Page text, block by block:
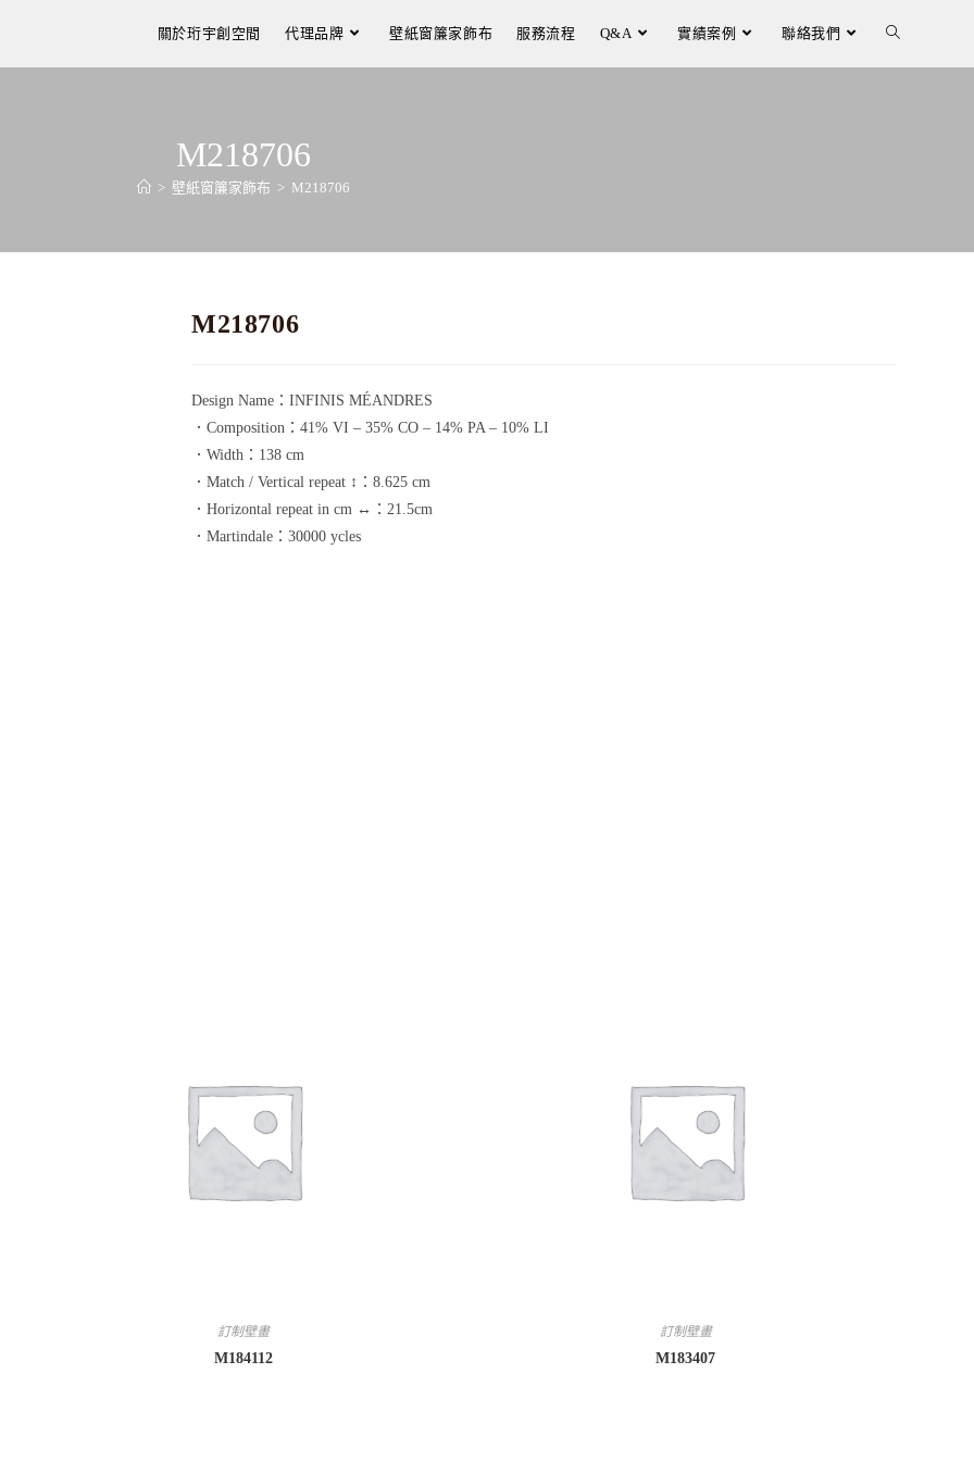
關於珩宇創空間 代理品牌 壁紙窗簾家飾布 服務流程 Q&A 實績案例 聯絡我們
M218706
> 壁紙窗簾家飾布 > M218706
M218706
Design Name：INFINIS MÉANDRES
．Composition：41% VI – 35% CO – 14% PA – 10% LI
．Width：138 cm
．Match / Vertical repeat ↕：8.625 cm
．Horizontal repeat in cm ↔：21.5cm
．Martindale：30000 ycles
訂制壁畫
M184112
訂制壁畫
M183407